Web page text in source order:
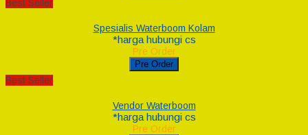
Best Seller
Spesialis Waterboom Kolam
*harga hubungi cs
Pre Order
Pre Order
Best Seller
Vendor Waterboom
*harga hubungi cs
Pre Order